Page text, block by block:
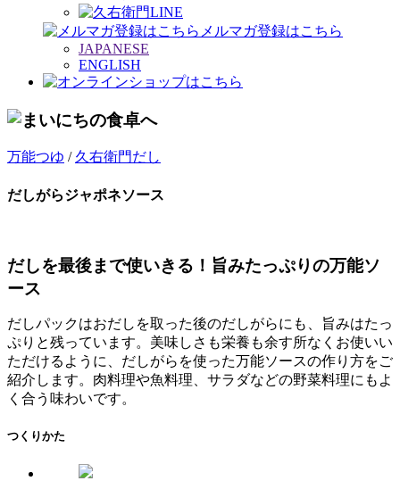
メルマガ登録はこちら
JAPANESE
ENGLISH
万能つゆ / 久右衛門だし
だしがらジャポネソース
だしを最後まで使いきる！旨みたっぷりの万能ソ
ース
だしパックはおだしを取った後のだしがらにも、旨みはたっ
ぷりと残っています。美味しさも栄養も余す所なくお使いい
ただけるように、だしがらを使った万能ソースの作り方をご
紹介します。肉料理や魚料理、サラダなどの野菜料理にもよ
く合う味わいです。
つくりかた